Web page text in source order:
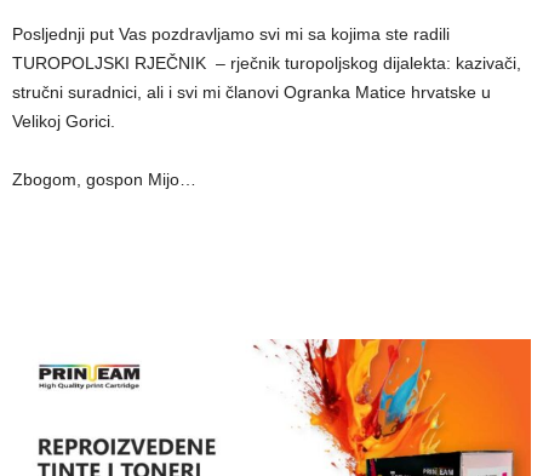
Posljednji put Vas pozdravljamo svi mi sa kojima ste radili
TUROPOLJSKI RJEČNIK – rječnik turopoljskog dijalekta: kazivači,
stručni suradnici, ali i svi mi članovi Ogranka Matice hrvatske u
Velikoj Gorici.
Zbogom, gospon Mijo…